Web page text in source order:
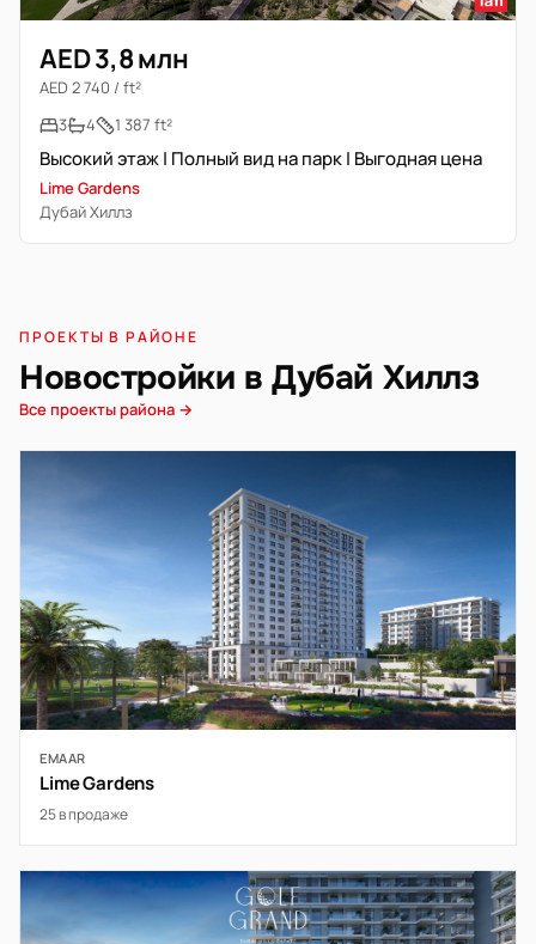
AED 3,8 млн
AED 2 740 / ft²
3
4 1 387 ft²
Высокий этаж | Полный вид на парк | Выгодная цена
Lime Gardens
Дубай Хиллз
ПРОЕКТЫ В РАЙОНЕ
Новостройки в Дубай Хиллз
Все проекты района →
EMAAR
Lime Gardens
25 в продаже